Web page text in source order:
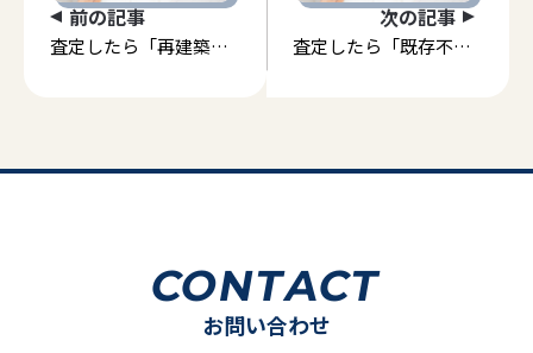
前の記事
査定したら「再建築不
次の記事
査定したら「既存不適
CONTACT
お問い合わせ